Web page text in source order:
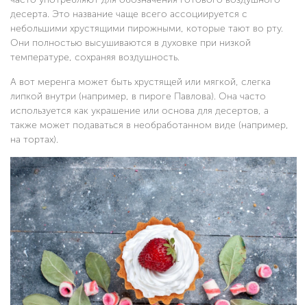
десерта. Это название чаще всего ассоциируется с
небольшими хрустящими пирожными, которые тают во рту.
Они полностью высушиваются в духовке при низкой
температуре, сохраняя воздушность.
А вот меренга может быть хрустящей или мягкой, слегка
липкой внутри (например, в пироге Павлова). Она часто
используется как украшение или основа для десертов, а
также может подаваться в необработанном виде (например,
на тортах).